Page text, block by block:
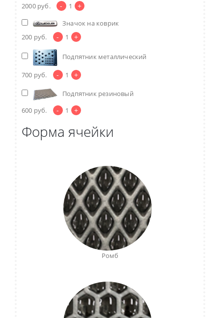
2000 руб. - 1 +
Значок на коврик
200 руб. - 1 +
Подпятник металлический
700 руб. - 1 +
Подпятник резиновый
600 руб. - 1 +
Форма ячейки
Ромб